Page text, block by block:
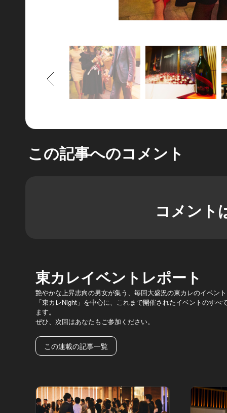
もどる
この記事へのコメント
コメント
東カレイベントレポート
艶やかな上昇志向の男女が集う、毎回大盛況の東カレのイベン
「東カレNight」を中心に、これまで開催されたイベントのすべ
ます。
ぜひ、次回はあなたもご参加ください。
この連載の記事一覧